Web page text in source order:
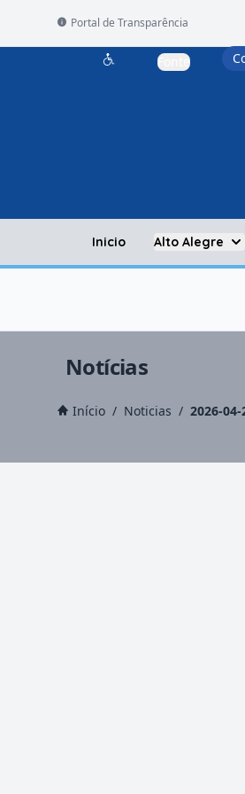
Portal de Transparência
Acessibilidade
Fonte
Inicio Alto Alegre
Notícias
Início / Noticias / 2026-